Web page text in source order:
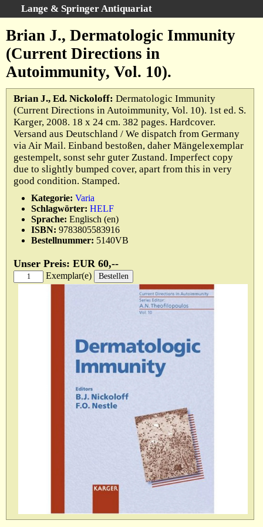
Lange & Springer Antiquariat
Startseite
Erweiterte Suche
Kategorien
Schlagwörter
Gesamtbestand
Warenkorb
Ankauf
AGB
Widerruf
Datenschutz
Impressum
Brian J., Dermatologic Immunity
(Current Directions in
Autoimmunity, Vol. 10).
Brian J., Ed. Nickoloff: Dermatologic Immunity
(Current Directions in Autoimmunity, Vol. 10). 1st ed. S.
Karger, 2008. 18 x 24 cm. 382 pages. Hardcover.
Versand aus Deutschland / We dispatch from Germany
via Air Mail. Einband bestoßen, daher Mängelexemplar
gestempelt, sonst sehr guter Zustand. Imperfect copy
due to slightly bumped cover, apart from this in very
good condition. Stamped.
Kategorie: Varia
Schlagwörter: HELF
Sprache: Englisch (en)
ISBN: 9783805583916
Bestellnummer: 5140VB
Unser Preis: EUR 60,--
Exemplar(e)